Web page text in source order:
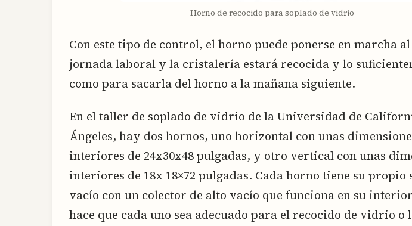
Horno de recocido para soplado de vidrio
Con este tipo de control, el horno puede ponerse en marcha
jornada laboral y la cristalería estará recocida y lo
como para sacarla del horno a la mañana siguiente.
En el taller de soplado de vidrio de la Universidad de
Ángeles, hay dos hornos, uno horizontal con unas
interiores de 24x30x48 pulgadas, y otro vertical con unas
interiores de 18x 18×72 pulgadas. Cada horno tiene su propio
vacío con un colector de alto vacío que funciona en su
hace que cada uno sea adecuado para el recocido de vidrio o